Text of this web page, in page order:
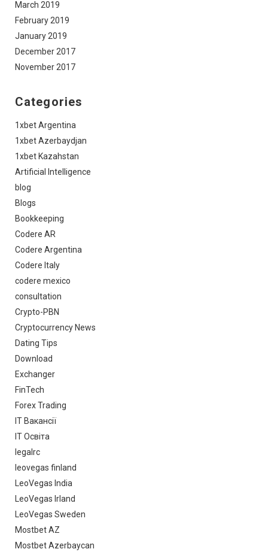
March 2019
February 2019
January 2019
December 2017
November 2017
Categories
1xbet Argentina
1xbet Azerbaydjan
1xbet Kazahstan
Artificial Intelligence
blog
Blogs
Bookkeeping
Codere AR
Codere Argentina
Codere Italy
codere mexico
consultation
Crypto-PBN
Cryptocurrency News
Dating Tips
Download
Exchanger
FinTech
Forex Trading
IT Вакансії
IT Освіта
legalrc
leovegas finland
LeoVegas India
LeoVegas Irland
LeoVegas Sweden
Mostbet AZ
Mostbet Azerbaycan